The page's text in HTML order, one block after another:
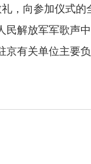
，向参加仪式
解放军军歌声中
有关单位主要负